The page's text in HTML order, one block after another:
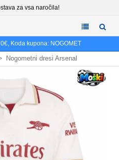
za vsa naročila!
, Koda kupona: NOGOMET
Nogometni dresi Arsenal